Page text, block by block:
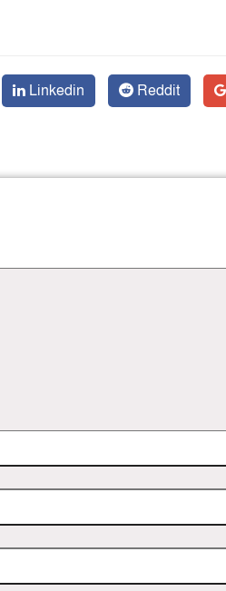
Linkedin Reddit